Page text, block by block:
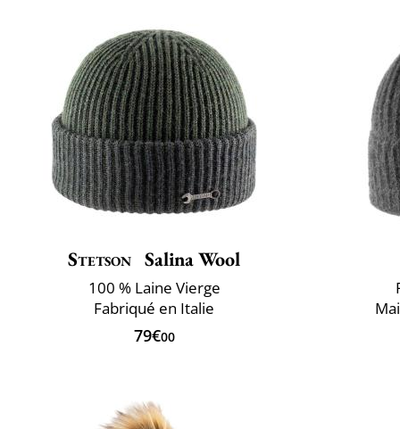
Stetson Salina Wool
100 % Laine Vierge
Fabriqué en Italie
79€00